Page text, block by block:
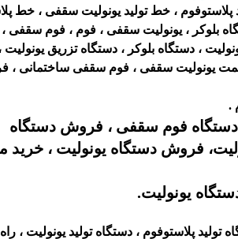
پلاستوفوم ، خط تولید یونولیت سقفی ، خط
بلوکر ، یونولیت سقفی ، فوم ، فوم سقفی
، دستگاه بلوکر ، دستگاه تزریق یونولیت
قیمت یونولیت سقفی ، فوم سقفی ساختمانی ،
.
فوم سقفی ، فروش دستگاه
فروش دستگاه یونولیت ، خرید
یونولیت.
پلاستوفوم ، دستگاه تولید یونولیت ،